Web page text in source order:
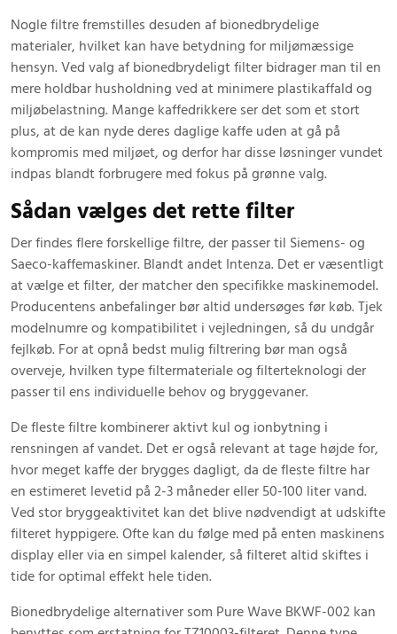
Nogle filtre fremstilles desuden af bionedbrydelige
materialer, hvilket kan have betydning for miljømæssige
hensyn. Ved valg af bionedbrydeligt filter bidrager man til en
mere holdbar husholdning ved at minimere plastikaffald og
miljøbelastning. Mange kaffedrikkere ser det som et stort
plus, at de kan nyde deres daglige kaffe uden at gå på
kompromis med miljøet, og derfor har disse løsninger vundet
indpas blandt forbrugere med fokus på grønne valg.
Sådan vælges det rette filter
Der findes flere forskellige filtre, der passer til Siemens- og
Saeco-kaffemaskiner. Blandt andet Intenza. Det er væsentligt
at vælge et filter, der matcher den specifikke maskinemodel.
Producentens anbefalinger bør altid undersøges før køb. Tjek
modelnumre og kompatibilitet i vejledningen, så du undgår
fejlkøb. For at opnå bedst mulig filtrering bør man også
overveje, hvilken type filtermateriale og filterteknologi der
passer til ens individuelle behov og bryggevaner.
De fleste filtre kombinerer aktivt kul og ionbytning i
rensningen af vandet. Det er også relevant at tage højde for,
hvor meget kaffe der brygges dagligt, da de fleste filtre har
en estimeret levetid på 2-3 måneder eller 50-100 liter vand.
Ved stor bryggeaktivitet kan det blive nødvendigt at udskifte
filteret hyppigere. Ofte kan du følge med på enten maskinens
display eller via en simpel kalender, så filteret altid skiftes i
tide for optimal effekt hele tiden.
Bionedbrydelige alternativer som Pure Wave BKWF-002 kan